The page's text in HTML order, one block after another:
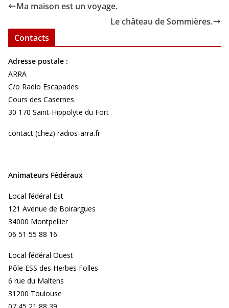
Ma maison est un voyage.
Le château de Sommières.
Contacts
Adresse postale :
ARRA
C/o Radio Escapades
Cours des Casernes
30 170 Saint-Hippolyte du Fort
contact (chez) radios-arra.fr
Animateurs Fédéraux
Local fédéral Est
121 Avenue de Boirargues
34000 Montpellier
06 51 55 88 16
Local fédéral Ouest
Pôle ESS des Herbes Folles
6 rue du Maltens
31200 Toulouse